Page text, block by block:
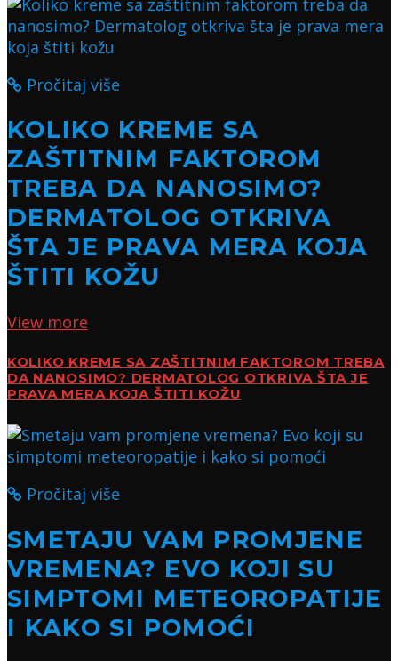
Pročitaj više
KOLIKO KREME SA
ZAŠTITNIM FAKTOROM
TREBA DA NANOSIMO?
DERMATOLOG OTKRIVA
ŠTA JE PRAVA MERA KOJA
ŠTITI KOŽU
View more
KOLIKO KREME SA ZAŠTITNIM FAKTOROM TREBA
DA NANOSIMO? DERMATOLOG OTKRIVA ŠTA JE
PRAVA MERA KOJA ŠTITI KOŽU
Pročitaj više
SMETAJU VAM PROMJENE
VREMENA? EVO KOJI SU
SIMPTOMI METEOROPATIJE
I KAKO SI POMOĆI